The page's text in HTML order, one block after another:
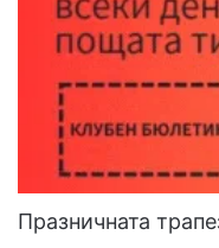
Празничната